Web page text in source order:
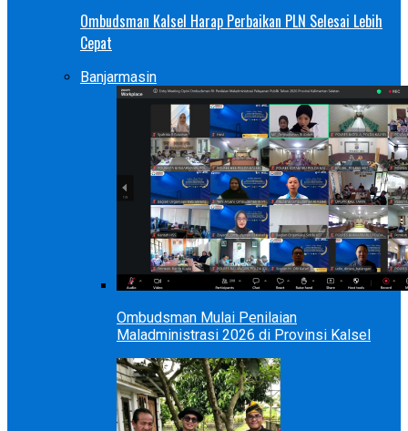
Ombudsman Kalsel Harap Perbaikan PLN Selesai Lebih
Cepat
Banjarmasin
Ombudsman Mulai Penilaian
Maladministrasi 2026 di Provinsi Kalsel